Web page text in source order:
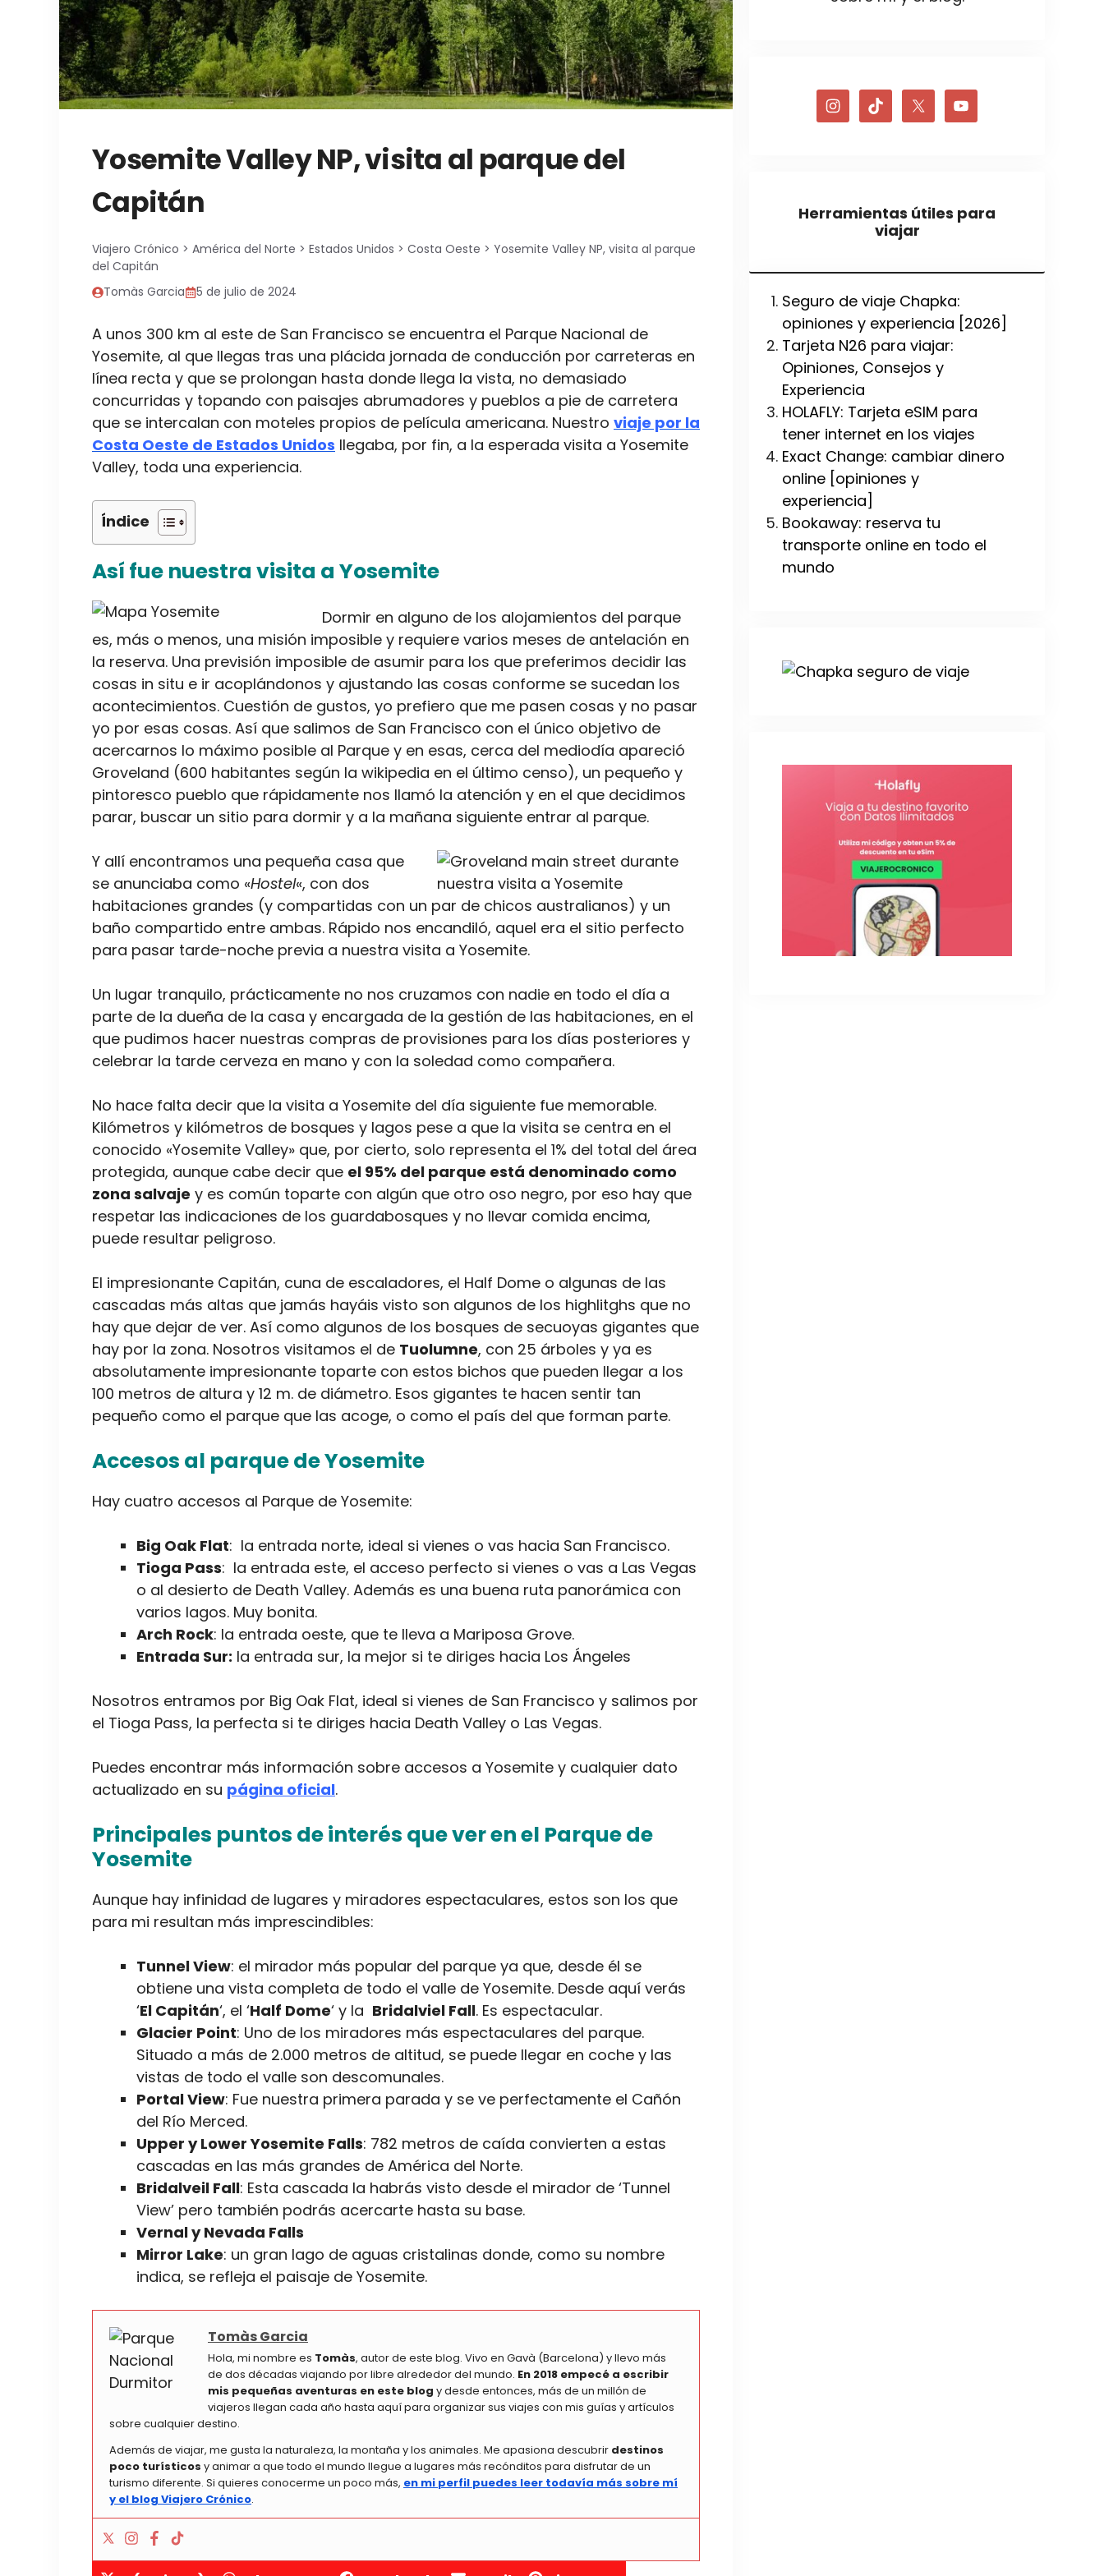
Yosemite Valley NP, visita al parque del
Capitán
Viajero Crónico > América del Norte > Estados Unidos > Costa Oeste > Yosemite Valley NP, visita al parque
del Capitán
Tomàs Garcia
5 de julio de 2024
A unos 300 km al este de San Francisco se encuentra el Parque Nacional de
Yosemite, al que llegas tras una plácida jornada de conducción por carreteras en
línea recta y que se prolongan hasta donde llega la vista, no demasiado
concurridas y topando con paisajes abrumadores y pueblos a pie de carretera
que se intercalan con moteles propios de película americana. Nuestro viaje por la
Costa Oeste de Estados Unidos llegaba, por fin, a la esperada visita a Yosemite
Valley, toda una experiencia.
Índice
Así fue nuestra visita a Yosemite
Dormir en alguno de los alojamientos del parque
es, más o menos, una misión imposible y requiere varios meses de antelación en
la reserva. Una previsión imposible de asumir para los que preferimos decidir las
cosas in situ e ir acoplándonos y ajustando las cosas conforme se sucedan los
acontecimientos. Cuestión de gustos, yo prefiero que me pasen cosas y no pasar
yo por esas cosas. Así que salimos de San Francisco con el único objetivo de
acercarnos lo máximo posible al Parque y en esas, cerca del mediodía apareció
Groveland (600 habitantes según la wikipedia en el último censo), un pequeño y
pintoresco pueblo que rápidamente nos llamó la atención y en el que decidimos
parar, buscar un sitio para dormir y a la mañana siguiente entrar al parque.
Y allí encontramos una pequeña casa que
se anunciaba como «Hostel«, con dos
habitaciones grandes (y compartidas con un par de chicos australianos) y un
baño compartido entre ambas. Rápido nos encandiló, aquel era el sitio perfecto
para pasar tarde-noche previa a nuestra visita a Yosemite.
Un lugar tranquilo, prácticamente no nos cruzamos con nadie en todo el día a
parte de la dueña de la casa y encargada de la gestión de las habitaciones, en el
que pudimos hacer nuestras compras de provisiones para los días posteriores y
celebrar la tarde cerveza en mano y con la soledad como compañera.
No hace falta decir que la visita a Yosemite del día siguiente fue memorable.
Kilómetros y kilómetros de bosques y lagos pese a que la visita se centra en el
conocido «Yosemite Valley» que, por cierto, solo representa el 1% del total del área
protegida, aunque cabe decir que el 95% del parque está denominado como
zona salvaje y es común toparte con algún que otro oso negro, por eso hay que
respetar las indicaciones de los guardabosques y no llevar comida encima,
puede resultar peligroso.
El impresionante Capitán, cuna de escaladores, el Half Dome o algunas de las
cascadas más altas que jamás hayáis visto son algunos de los highlitghs que no
hay que dejar de ver. Así como algunos de los bosques de secuoyas gigantes que
hay por la zona. Nosotros visitamos el de Tuolumne, con 25 árboles y ya es
absolutamente impresionante toparte con estos bichos que pueden llegar a los
100 metros de altura y 12 m. de diámetro. Esos gigantes te hacen sentir tan
pequeño como el parque que las acoge, o como el país del que forman parte.
Accesos al parque de Yosemite
Hay cuatro accesos al Parque de Yosemite:
Big Oak Flat: la entrada norte, ideal si vienes o vas hacia San Francisco.
Tioga Pass: la entrada este, el acceso perfecto si vienes o vas a Las Vegas
o al desierto de Death Valley. Además es una buena ruta panorámica con
varios lagos. Muy bonita.
Arch Rock: la entrada oeste, que te lleva a Mariposa Grove.
Entrada Sur: la entrada sur, la mejor si te diriges hacia Los Ángeles
Nosotros entramos por Big Oak Flat, ideal si vienes de San Francisco y salimos por
el Tioga Pass, la perfecta si te diriges hacia Death Valley o Las Vegas.
Puedes encontrar más información sobre accesos a Yosemite y cualquier dato
actualizado en su página oficial.
Principales puntos de interés que ver en el Parque de
Yosemite
Aunque hay infinidad de lugares y miradores espectaculares, estos son los que
para mi resultan más imprescindibles:
Tunnel View: el mirador más popular del parque ya que, desde él se
obtiene una vista completa de todo el valle de Yosemite. Desde aquí verás
‘El Capitán‘, el ‘Half Dome‘ y la Bridalviel Fall. Es espectacular.
Glacier Point: Uno de los miradores más espectaculares del parque.
Situado a más de 2.000 metros de altitud, se puede llegar en coche y las
vistas de todo el valle son descomunales.
Portal View: Fue nuestra primera parada y se ve perfectamente el Cañón
del Río Merced.
Upper y Lower Yosemite Falls: 782 metros de caída convierten a estas
cascadas en las más grandes de América del Norte.
Bridalveil Fall: Esta cascada la habrás visto desde el mirador de ‘Tunnel
View’ pero también podrás acercarte hasta su base.
Vernal y Nevada Falls
Mirror Lake: un gran lago de aguas cristalinas donde, como su nombre
indica, se refleja el paisaje de Yosemite.
Tomàs Garcia
Hola, mi nombre es Tomàs, autor de este blog. Vivo en Gavà (Barcelona) y llevo más
de dos décadas viajando por libre alrededor del mundo. En 2018 empecé a escribir
mis pequeñas aventuras en este blog y desde entonces, más de un millón de
viajeros llegan cada año hasta aquí para organizar sus viajes con mis guías y artículos
sobre cualquier destino.
Además de viajar, me gusta la naturaleza, la montaña y los animales. Me apasiona descubrir destinos
poco turísticos y animar a que todo el mundo llegue a lugares más recónditos para disfrutar de un
turismo diferente. Si quieres conocerme un poco más, en mi perfil puedes leer todavía más sobre mí
y el blog Viajero Crónico.
Herramientas útiles para
viajar
Seguro de viaje Chapka:
opiniones y experiencia [2026]
Tarjeta N26 para viajar:
Opiniones, Consejos y
Experiencia
HOLAFLY: Tarjeta eSIM para
tener internet en los viajes
Exact Change: cambiar dinero
online [opiniones y
experiencia]
Bookaway: reserva tu
transporte online en todo el
mundo